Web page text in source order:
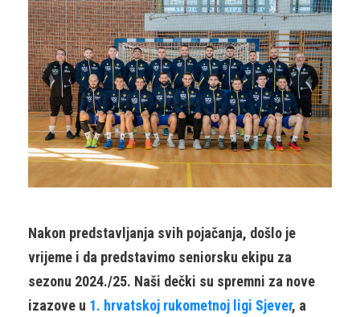
Nakon predstavljanja svih pojačanja, došlo je
vrijeme i da predstavimo seniorsku ekipu za
sezonu 2024./25. Naši dečki su spremni za nove
izazove u 1. hrvatskoj rukometnoj ligi Sjever, a